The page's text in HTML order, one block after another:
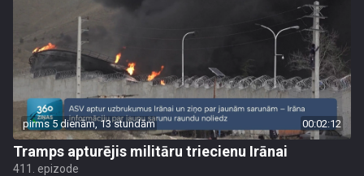
pirms 5 dienām, 13 stundām 00:02:12
Tramps apturējis militāru triecienu Irānai
411. epizode